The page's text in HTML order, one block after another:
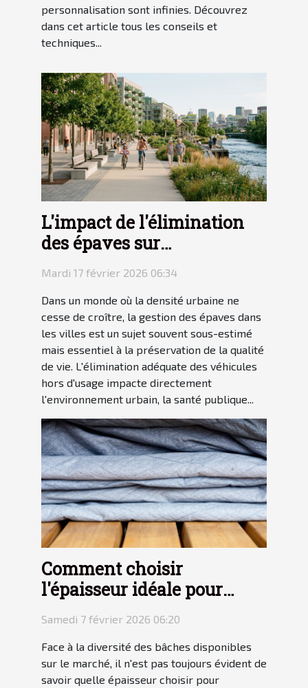
personnalisation sont infinies. Découvrez
dans cet article tous les conseils et
techniques...
L'impact de l'élimination
des épaves sur
l'environnement urbain
Mardi 17 février 2026 06:34
Dans un monde où la densité urbaine ne
cesse de croître, la gestion des épaves dans
les villes est un sujet souvent sous-estimé
mais essentiel à la préservation de la qualité
de vie. L'élimination adéquate des véhicules
hors d'usage impacte directement
l'environnement urbain, la santé publique...
Comment choisir
l'épaisseur idéale pour
votre bâche ?
Samedi 7 février 2026 06:20
Face à la diversité des bâches disponibles
sur le marché, il n'est pas toujours évident de
savoir quelle épaisseur choisir pour